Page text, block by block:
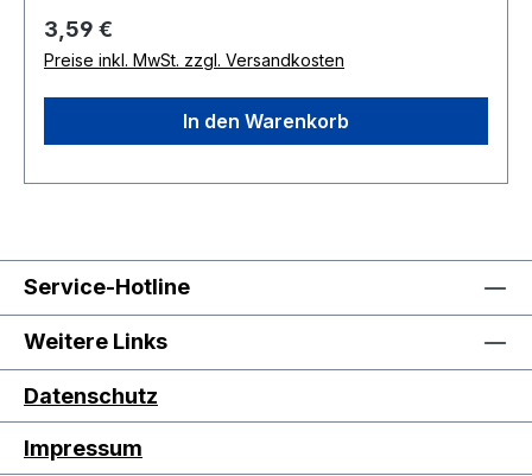
Anbau im Hochbeet und Kübel. Wuchshöhe 70-
80 cm.
Regulärer Preis:
3,59 €
Preise inkl. MwSt. zzgl. Versandkosten
In den Warenkorb
Service-Hotline
Weitere Links
Datenschutz
Impressum